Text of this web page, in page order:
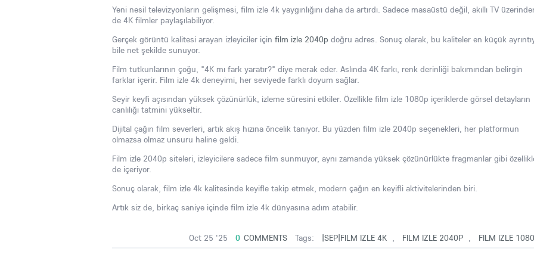
Yeni nesil televizyonların gelişmesi, film izle 4k yaygınlığını daha da artırdı. Sadece masaüstü değil, akıllı TV
de 4K filmler paylaşılabiliyor.
Gerçek görüntü kalitesi arayan izleyiciler için film izle 2040p doğru adres. Sonuç olarak, bu kaliteler en küçük
bile net şekilde sunuyor.
Film tutkunlarının çoğu, "4K mı fark yaratır?" diye merak eder. Aslında 4K farkı, renk derinliği bakımından belirgin
farklar içerir. Film izle 4k deneyimi, her seviyede farklı doyum sağlar.
Seyir keyfi açısından yüksek çözünürlük, izleme süresini etkiler. Özellikle film izle 1080p içeriklerde görsel detayların
canlılığı tatmini yükseltir.
Dijital çağın film severleri, artık akış hızına öncelik tanıyor. Bu yüzden film izle 2040p seçenekleri, her platformun
olmazsa olmaz unsuru haline geldi.
Film izle 2040p siteleri, izleyicilere sadece film sunmuyor, aynı zamanda yüksek çözünürlükte fragmanlar gibi
de içeriyor.
Sonuç olarak, film izle 4k kalitesinde keyifle takip etmek, modern çağın en keyifli aktivitelerinden biri.
Artık siz de, birkaç saniye içinde film izle 4k dünyasına adım atabilir.
Oct 25 '25 0 COMMENTS Tags: |SEP|FILM IZLE 4K , FILM IZLE 2040P , FILM IZLE